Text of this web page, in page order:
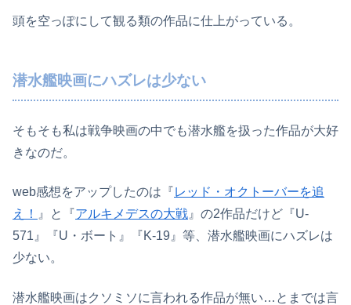
頭を空っぽにして観る類の作品に仕上がっている。
潜水艦映画にハズレは少ない
そもそも私は戦争映画の中でも潜水艦を扱った作品が大好
きなのだ。
web感想をアップしたのは『レッド・オクトーバーを追
え！
』と『アルキメデスの大戦 』の2作品だけど『U-
571』『U・ボート』『K-19』等、潜水艦映画にハズレは
少ない。
潜水艦映画はクソミソに言われる作品が無い…とまでは言